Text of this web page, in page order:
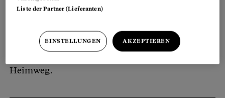
Sohn und die Tochter, damals sechs. Eine Kerze
hatte einen Schwelbrand verursacht. Nur die
vierjährige Tochter hat überlebt. Als das
Heimweg.
Liste der Partner (Lieferanten)
EINSTELLUNGEN AKZEPTIEREN